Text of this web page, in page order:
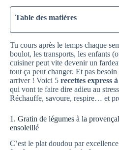
Table des matières
Tu cours après le temps chaque
boulot, les transports, les enfants
cuisiner peut vite devenir un
tout ça peut changer. Et pas
arriver ! Voici 5 recettes express
qui vont te faire dire adieu au
Réchauffe, savoure, respire… et
1. Gratin de légumes à la
ensoleillé
C’est le plat doudou par